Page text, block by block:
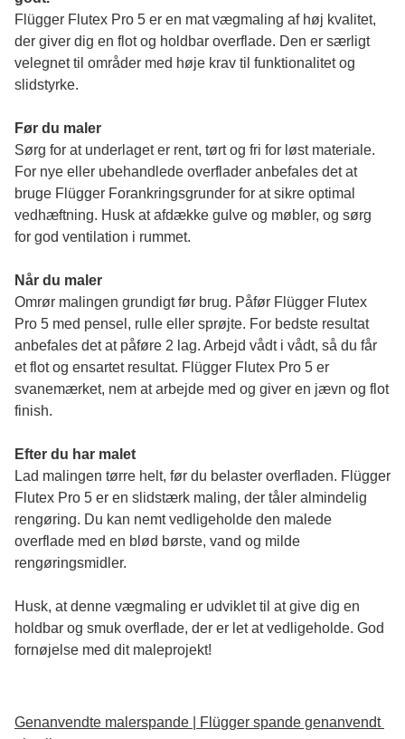
Flügger Flutex Pro 5 er en mat vægmaling af høj kvalitet,
der giver dig en flot og holdbar overflade. Den er særligt
velegnet til områder med høje krav til funktionalitet og
slidstyrke.
Før du maler
Sørg for at underlaget er rent, tørt og fri for løst materiale.
For nye eller ubehandlede overflader anbefales det at
bruge Flügger Forankringsgrunder for at sikre optimal
vedhæftning. Husk at afdække gulve og møbler, og sørg
for god ventilation i rummet.
Når du maler
Omrør malingen grundigt før brug. Påfør Flügger Flutex
Pro 5 med pensel, rulle eller sprøjte. For bedste resultat
anbefales det at påføre 2 lag. Arbejd vådt i vådt, så du får
et flot og ensartet resultat. Flügger Flutex Pro 5 er
svanemærket, nem at arbejde med og giver en jævn og flot
finish.
Efter du har malet
Lad malingen tørre helt, før du belaster overfladen. Flügger
Flutex Pro 5 er en slidstærk maling, der tåler almindelig
rengøring. Du kan nemt vedligeholde den malede
overflade med en blød børste, vand og milde
rengøringsmidler.
Husk, at denne vægmaling er udviklet til at give dig en
holdbar og smuk overflade, der er let at vedligeholde. God
fornøjelse med dit maleprojekt!
Genanvendte malerspande | Flügger spande genanvendt